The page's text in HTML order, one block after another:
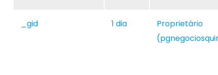
_gid 1 dia
Proprietário